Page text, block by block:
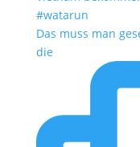
Das muss man
die